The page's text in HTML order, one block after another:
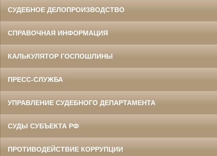
СУДЕБНОЕ ДЕЛОПРОИЗВОДСТВО
СПРАВОЧНАЯ ИНФОРМАЦИЯ
КАЛЬКУЛЯТОР ГОСПОШЛИНЫ
ПРЕСС-СЛУЖБА
УПРАВЛЕНИЕ СУДЕБНОГО ДЕПАРТАМЕНТА
СУДЫ СУБЪЕКТА РФ
ПРОТИВОДЕЙСТВИЕ КОРРУПЦИИ